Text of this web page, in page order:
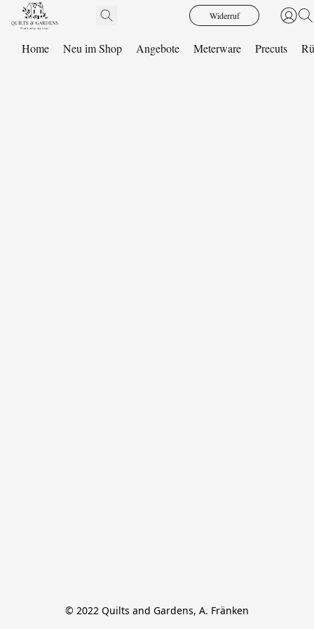
Widerruf
Home Neu im Shop Angebote Meterware Precuts
© 2022 Quilts and Gardens, A. Fränken